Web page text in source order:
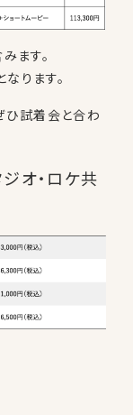
ます。
ります。
ひ試着会と合わ
オ・ロケ共